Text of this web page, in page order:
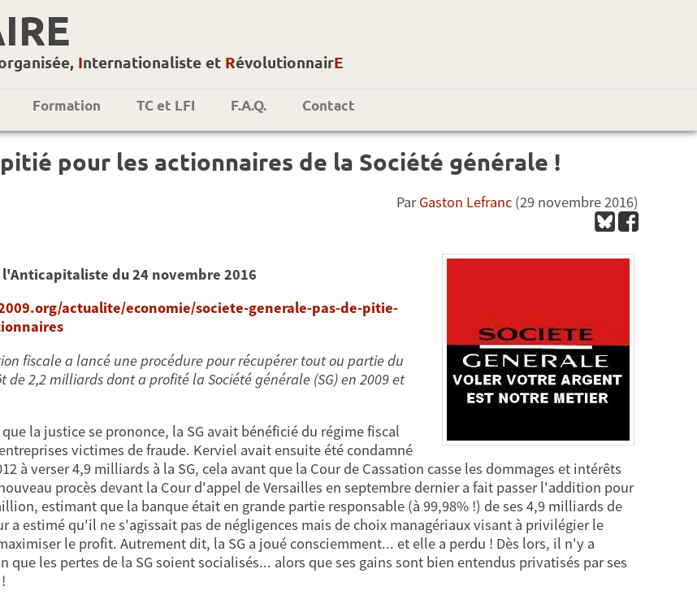
Internationaliste et RévolutionnairE
Formation TC et LFI F.A.Q. Contact
pitié pour les actionnaires de la Société générale !
ParGaston Lefranc (29 novembre 2016)
du 24 novembre 2016
actualite/economie/societe-generale-pas-de-pitie-
fiscale a lancé une procédure pour récupérer tout ou partie du
de 2,2 milliards dont a profité la Société générale (SG) en 2009 et
la justice se prononce, la SG avait bénéficié du régime fiscal
victimes de fraude. Kerviel avait ensuite été condamné
à verser 4,9 milliards à la SG, cela avant que la Cour de Cassation casse les dommages et intérêts
procès devant la Cour d'appel de Versailles en septembre dernier a fait passer l'addition pour
estimant que la banque était en grande partie responsable (à 99,98% !) de ses 4,9 milliards de
a estimé qu'il ne s'agissait pas de négligences mais de choix managériaux visant à privilégier le
le profit. Autrement dit, la SG a joué consciemment... et elle a perdu ! Dès lors, il n'y a
que les pertes de la SG soient socialisés... alors que ses gains sont bien entendus privatisés par ses